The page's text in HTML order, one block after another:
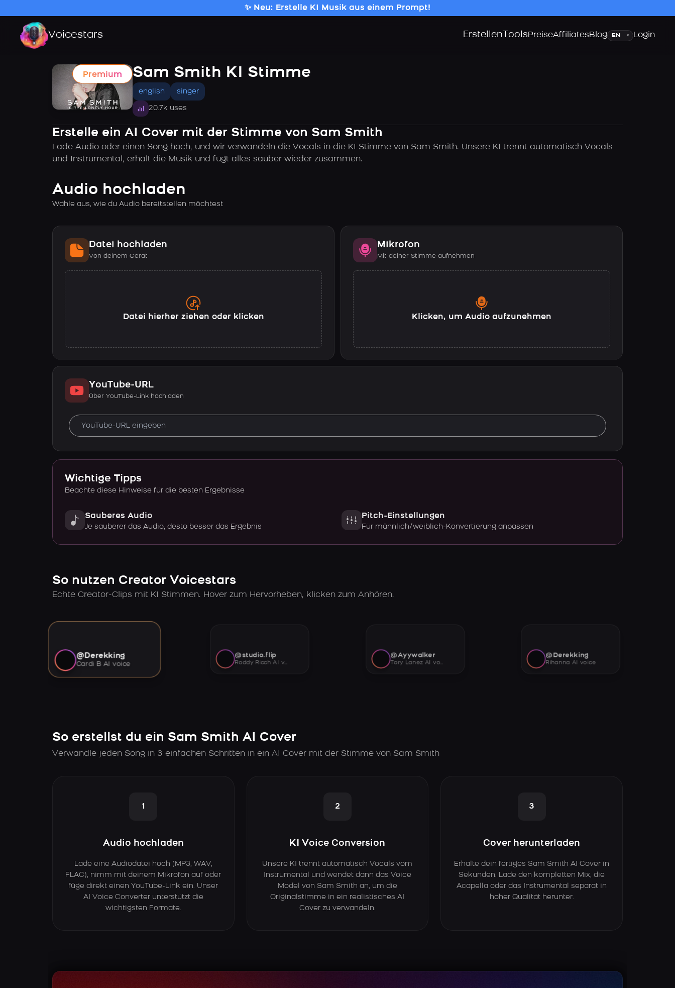
✨ Neu: Erstelle KI Musik aus einem Prompt!
Voicestars Erstellen ToolsPreiseAffiliatesBlogSprache
▾ Login
Premium Sam Smith KI Stimme
english singer
20.7k uses
Erstelle ein AI Cover mit der Stimme von Sam Smith
Lade Audio oder einen Song hoch, und wir verwandeln die Vocals in die KI Stimme von Sam Smith. Unsere KI trennt automatisch Vocals
und Instrumental, erhält die Musik und fügt alles sauber wieder zusammen.
Audio hochladen
Wähle aus, wie du Audio bereitstellen möchtest
Datei hochladen
Von deinem Gerät
Datei hierher ziehen oder klicken
Mikrofon
Mit deiner Stimme aufnehmen
Klicken, um Audio aufzunehmen
YouTube-URL
Über YouTube-Link hochladen
Wichtige Tipps
Beachte diese Hinweise für die besten Ergebnisse
Sauberes Audio
Je sauberer das Audio, desto besser das Ergebnis
Pitch-Einstellungen
Für männlich/weiblich-Konvertierung anpassen
So nutzen Creator Voicestars
Echte Creator-Clips mit KI Stimmen. Hover zum Hervorheben, klicken zum Anhören.
@Derekking
Cardi B AI voice
@studio.flip
Roddy Ricch AI voice
@Ayywalker
Tory Lanez AI voice
@Derekking
Rihanna AI voice
So erstellst du ein Sam Smith AI Cover
Verwandle jeden Song in 3 einfachen Schritten in ein AI Cover mit der Stimme von Sam Smith
1
Audio hochladen
Lade eine Audiodatei hoch (MP3, WAV,
FLAC), nimm mit deinem Mikrofon auf oder
füge direkt einen YouTube-Link ein. Unser
AI Voice Converter unterstützt die
wichtigsten Formate.
2
KI Voice Conversion
Unsere KI trennt automatisch Vocals vom
Instrumental und wendet dann das Voice
Model von Sam Smith an, um die
Originalstimme in ein realistisches AI
Cover zu verwandeln.
3
Cover herunterladen
Erhalte dein fertiges Sam Smith AI Cover in
Sekunden. Lade den kompletten Mix, die
Acapella oder das Instrumental separat in
hoher Qualität herunter.